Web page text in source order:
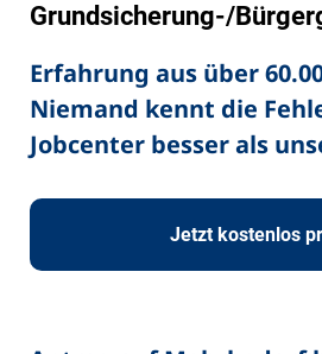
Grundsicherung-/
Erfahrung aus über
Niemand kennt die
Jobcenter besser als
Jetzt kostenlos